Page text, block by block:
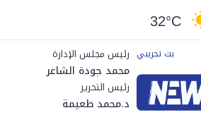
32°C
رئيس مجلس الإدارة
محمد جودة الشاعر
رئيس التحرير
د.محمد طعيمة